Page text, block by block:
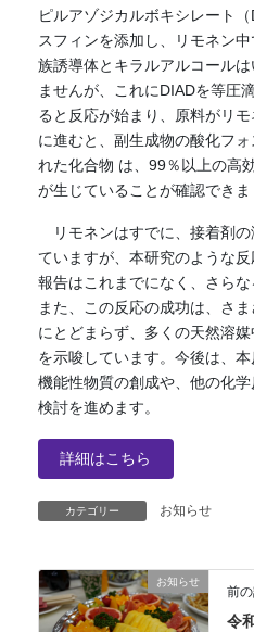
ピルアゾジカルボキシレート
スフィンを添加し、リモネン
族誘導体とキラルアルコール
ませんが、これにDIADを等圧
ると反応が始まり、原料がリ
に進むと、副⽣成物の酸化フ
れた化合物 は、99％以上の⾼
が⽣じていることが確認できま
リモネンはすでに、接着剤
ていますが、本研究のような
報告はこれまでになく、さらな
また、この反応の成功は、さ
にとどまらず、多くの天然溶
を⽰唆しています。今後は、
機能性物質の創成や、他の化
検討を進めます。
詳細はこちら
カテゴリー お知らせ
お知らせ
前
令